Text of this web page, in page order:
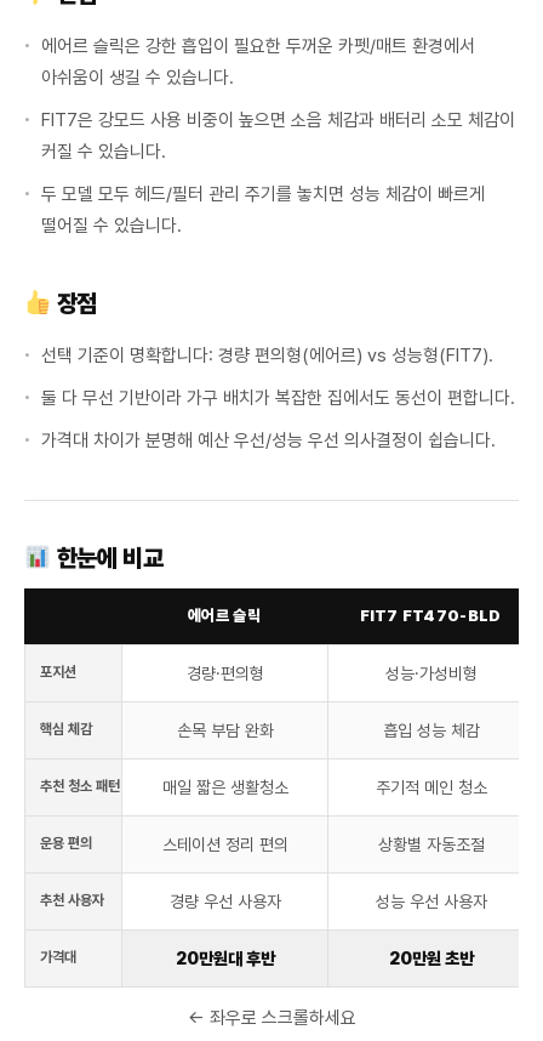
에어르 슬릭은 강한 흡입이 필요한 두꺼운 카펫/매트 환경에서
아쉬움이 생길 수 있습니다.
FIT7은 강모드 사용 비중이 높으면 소음 체감과 배터리 소모 체감이
커질 수 있습니다.
두 모델 모두 헤드/필터 관리 주기를 놓치면 성능 체감이 빠르게
떨어질 수 있습니다.
장점
선택 기준이 명확합니다: 경량 편의형(에어르) vs 성능형(FIT7).
둘 다 무선 기반이라 가구 배치가 복잡한 집에서도 동선이 편합니다.
가격대 차이가 분명해 예산 우선/성능 우선 의사결정이 쉽습니다.
한눈에 비교
에어르 슬릭 FIT7 FT470-BLD
포지션 경량·편의형 성능·가성비형
핵심 체감 손목 부담 완화 흡입 성능 체감
추천 청소 패턴 매일 짧은 생활청소 주기적 메인 청소
운용 편의 스테이션 정리 편의 상황별 자동조절
추천 사용자 경량 우선 사용자 성능 우선 사용자
가격대 20만원대 후반 20만원 초반
← 좌우로 스크롤하세요